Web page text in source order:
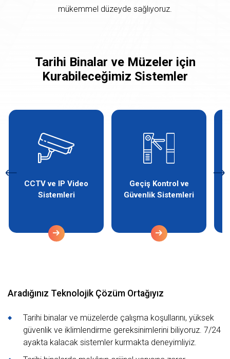
mükemmel düzeyde sağlıyoruz.
Tarihi Binalar ve Müzeler için
Kurabileceğimiz Sistemler
CCTV ve IP Video
Sistemleri
Geçiş Kontrol ve
Güvenlik Sistemleri
Aradığınız Teknolojik Çözüm Ortağıyız
Tarihi binalar ve müzelerde çalışma koşullarını, yüksek
güvenlik ve iklimlendirme gereksinimlerini biliyoruz. 7/24
ayakta kalacak sistemler kurmakta deneyimliyiz.